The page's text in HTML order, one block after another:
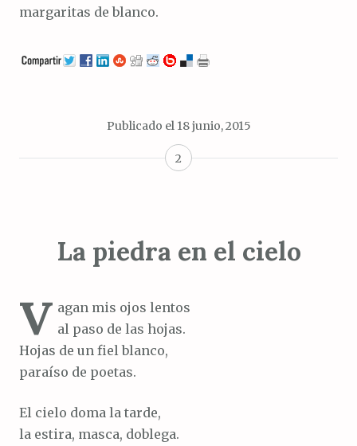
margaritas de blanco.
Publicado el 18 junio, 2015
2
La piedra en el cielo
V agan mis ojos lentos
al paso de las hojas.
Hojas de un fiel blanco,
paraíso de poetas.
El cielo doma la tarde,
la estira, masca, doblega.